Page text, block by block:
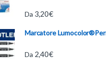
Da 3,20€
Marcatore
Da 2,40€